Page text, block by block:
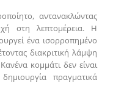
αντανακλώντας
στη λεπτομέρεια. Η
ένα ισορροπημένο
διακριτική λάμψη
κομμάτι δεν είναι
πραγματικά